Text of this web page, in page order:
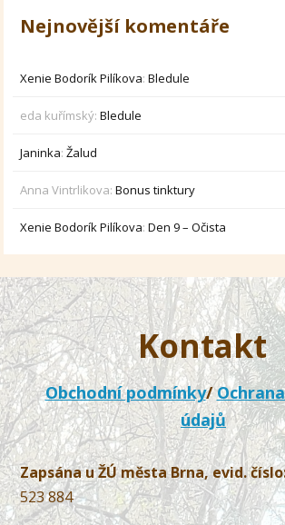
Nejnovější komentáře
Xenie Bodorík Pilíkova:Bledule
eda kuřímský:Bledule
Janinka:Žalud
Anna Vintrlikova:Bonus tinktury
Xenie Bodorík Pilíkova:Den 9 – Očista
Kontakt
Obchodní podmínky/
údajů
Zapsána u ŽÚ města Brna, evid.
523 884